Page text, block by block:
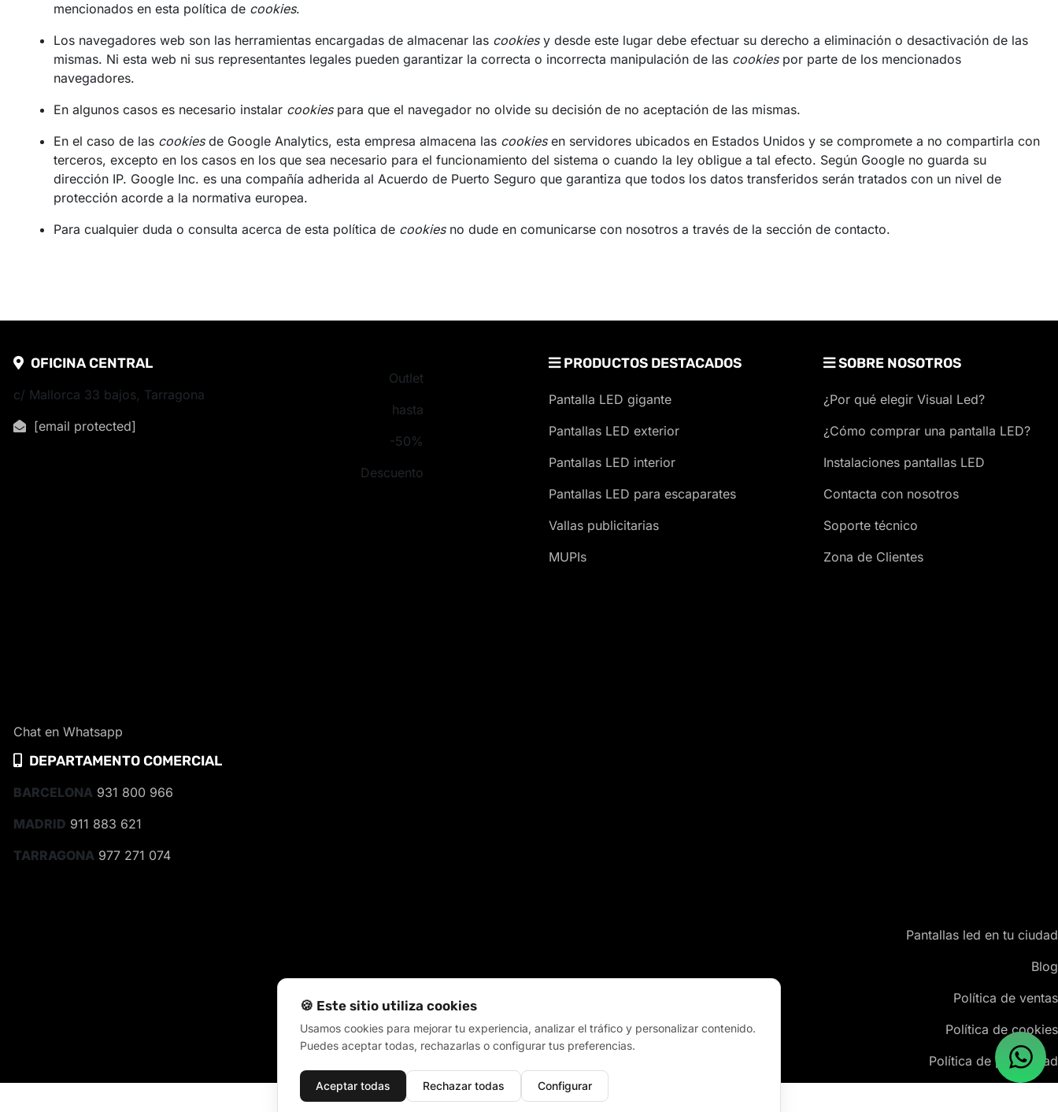
mencionados en esta política de cookies.
Los navegadores web son las herramientas encargadas de almacenar las cookiesy desde este lugar debe efectuar su derecho a eliminación o desactivación de las
mismas. Ni esta web ni sus representantes legales pueden garantizar la correcta o incorrecta manipulación de las cookiespor parte de los mencionados
navegadores.
En algunos casos es necesario instalar cookiespara que el navegador no olvide su decisión de no aceptación de las mismas.
En el caso de las cookiesde Google Analytics, esta empresa almacena las cookiesen servidores ubicados en Estados Unidos y se compromete a no compartirla con
terceros, excepto en los casos en los que sea necesario para el funcionamiento del sistema o cuando la ley obligue a tal efecto. Según Google no guarda su
dirección IP. Google Inc. es una compañía adherida al Acuerdo de Puerto Seguro que garantiza que todos los datos transferidos serán tratados con un nivel de
protección acorde a la normativa europea.
Para cualquier duda o consulta acerca de esta política de cookiesno dude en comunicarse con nosotros a través de la sección de contacto.
OFICINA CENTRAL
c/ Mallorca 33 bajos, Tarragona
[email protected]
Chat en Whatsapp
DEPARTAMENTO COMERCIAL
BARCELONA 931 800 966
MADRID 911 883 621
TARRAGONA 977 271 074
Outlet
hasta
-50%
Descuento
PRODUCTOS DESTACADOS
Pantalla LED gigante
Pantallas LED exterior
Pantallas LED interior
Pantallas LED para escaparates
Vallas publicitarias
MUPIs
SOBRE NOSOTROS
¿Por qué elegir Visual Led?
¿Cómo comprar una pantalla LED?
Instalaciones pantallas LED
Contacta con nosotros
Soporte técnico
Zona de Clientes
Pantallas led en tu ciudad
Blog
Política de ventas
Política de cookies
Política de privacidad
🍪 Este sitio utiliza cookies
Usamos cookies para mejorar tu experiencia, analizar el tráfico y personalizar contenido.
Puedes aceptar todas, rechazarlas o configurar tus preferencias.
Aceptar todas Rechazar todas Configurar